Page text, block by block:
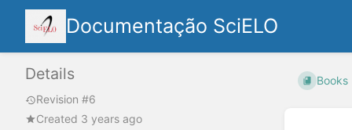
Documentação SciELO
Details
Revision #6
Created 3 years ago
Books